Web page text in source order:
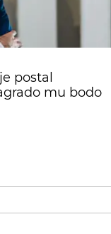
postal
mu bodo